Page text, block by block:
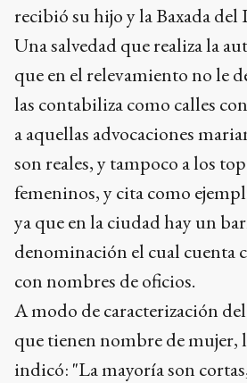
recibió su hijo y la Baxada del
Una salvedad que realiza la
que en el relevamiento no le
las contabiliza como calles
a aquellas advocaciones
son reales, y tampoco a los
femeninos, y cita como
ya que en la ciudad hay un
denominación el cual cuenta
con nombres de oficios.
A modo de caracterización
que tienen nombre de mujer,
indicó: "La mayoría son